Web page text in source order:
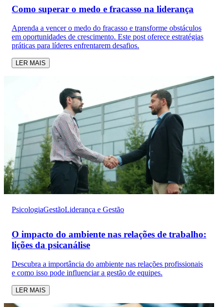
Como superar o medo e fracasso na liderança
Aprenda a vencer o medo do fracasso e transforme obstáculos
em oportunidades de crescimento. Este post oferece estratégias
práticas para líderes enfrentarem desafios.
LER MAIS
PsicologiaGestãoLiderança e Gestão
O impacto do ambiente nas relações de trabalho:
lições da psicanálise
Descubra a importância do ambiente nas relações profissionais
e como isso pode influenciar a gestão de equipes.
LER MAIS